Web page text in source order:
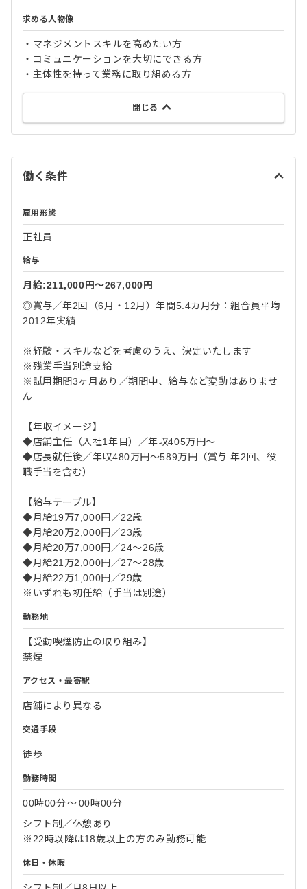
求める人物像
・マネジメントスキルを高めたい方
・コミュニケーションを大切にできる方
・主体性を持って業務に取り組める方
閉じる
働く条件
雇用形態
正社員
給与
月給:211,000円〜267,000円
◎賞与／年2回（6月・12月）年間5.4カ月分：組合員平均
2012年実績
※経験・スキルなどを考慮のうえ、決定いたします
※残業手当別途支給
※試用期間3ヶ月あり／期間中、給与など変動はありませ
ん
【年収イメージ】
◆店舗主任（入社1年目）／年収405万円～
◆店長就任後／年収480万円～589万円（賞与 年2回、役
職手当を含む）
【給与テーブル】
◆月給19万7,000円／22歳
◆月給20万2,000円／23歳
◆月給20万7,000円／24～26歳
◆月給21万2,000円／27～28歳
◆月給22万1,000円／29歳
※いずれも初任給（手当は別途）
勤務地
【受動喫煙防止の取り組み】
禁煙
アクセス・最寄駅
店舗により異なる
交通手段
徒歩
勤務時間
00時00分〜00時00分
シフト制／休憩あり
※22時以降は18歳以上の方のみ勤務可能
休日・休暇